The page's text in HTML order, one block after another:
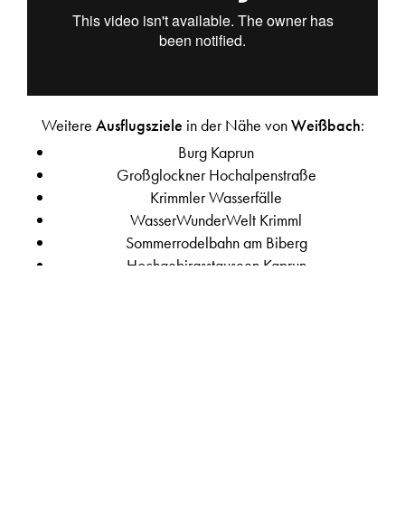
Weitere Ausflugsziele in der Nähe vonWeißbach:
Burg Kaprun
Großglockner Hochalpenstraße
Krimmler Wasserfälle
WasserWunderWelt Krimml
Sommerrodelbahn am Biberg
Hochgebirgsstauseen Kaprun